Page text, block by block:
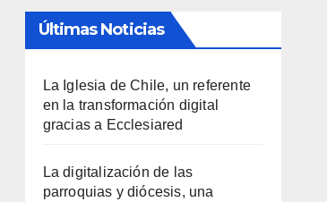
Últimas Noticias
La Iglesia de Chile, un referente
en la transformación digital
gracias a Ecclesiared
La digitalización de las
parroquias y diócesis, una